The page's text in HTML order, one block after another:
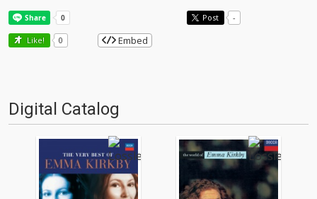
Post -
Like! 0 Embed
Digital Catalog